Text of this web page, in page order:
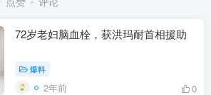
72岁老妇脑血栓，获洪玛耐首相援助
爆料
2年前 0